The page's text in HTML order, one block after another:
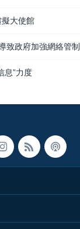
大使館
致政府加強網絡管制
息”力度